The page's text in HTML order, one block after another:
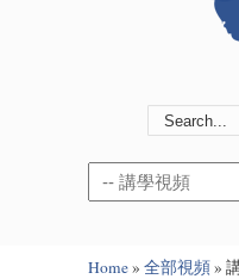
Navigation
Home» 全部視頻»